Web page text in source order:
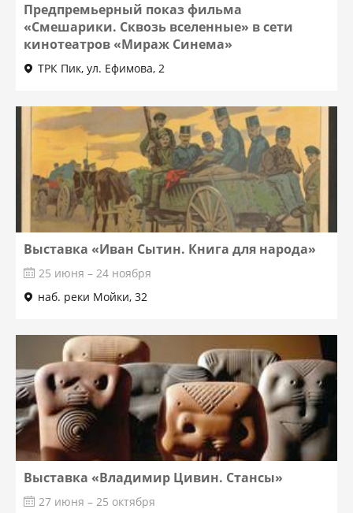
Предпремьерный показ фильма
«Смешарики. Сквозь вселенные» в сети
кинотеатров «Мираж Синема»
ТРК Пик, ул. Ефимова, 2
Выставка «Иван Сытин. Книга для народа»
25 июня – 24 ноября
наб. реки Мойки, 32
Выставка «Владимир Цивин. Стансы»
27 июня – 25 октября